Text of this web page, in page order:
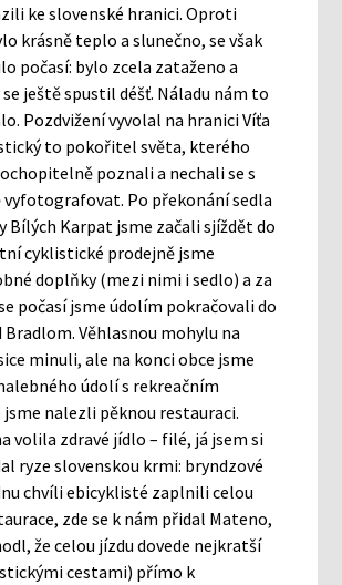
ke slovenské hranici. Oproti
krásně teplo a slunečno, se však
počasí: bylo zcela zataženo a
ještě spustil déšť. Náladu nám to
Pozdvižení vyvolal na hranici Víťa
to pokořitel světa, kterého
poznali a nechali se s
Po překonání sedla
Bílých Karpat jsme začali sjíždět do
cyklistické prodejně jsme
doplňky (mezi nimi i sedlo) a za
počasí jsme údolím pokračovali do
Bradlom. Věhlasnou mohylu na
minuli, ale na konci obce jsme
údolí s rekreačním
jsme nalezli pěknou restauraci.
volila zdravé jídlo – filé, já jsem si
ryze slovenskou krmi: bryndzové
chvíli ebicyklisté zaplnili celou
zde se k nám přidal Mateno,
že celou jízdu dovede nejkratší
cestami) přímo k